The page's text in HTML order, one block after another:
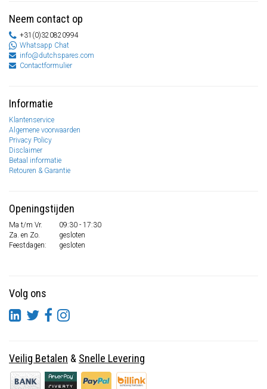
Neem contact op
+31(0)320820994
Whatsapp Chat
info@dutchspares.com
Contactformulier
Informatie
Klantenservice
Algemene voorwaarden
Privacy Policy
Disclaimer
Betaal informatie
Retouren & Garantie
Openingstijden
Ma t/m Vr.
09:30 - 17:30
Za. en Zo.
gesloten
Feestdagen:
gesloten
Volg ons
Veilig Betalen & Snelle Levering